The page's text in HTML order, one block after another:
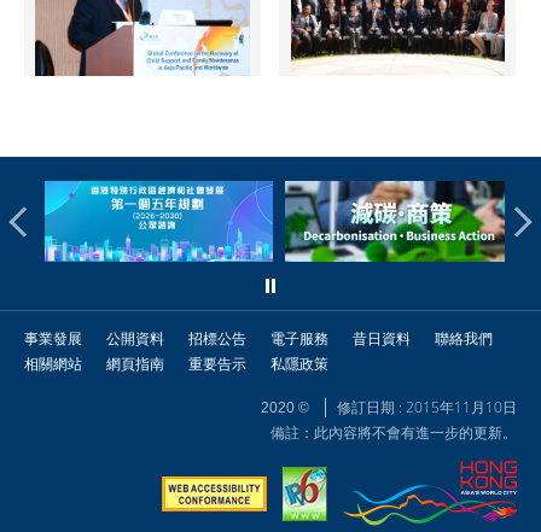
事業發展 公開資料 招標公告 電子服務 昔日資料
聯絡我們
相關網站
網頁指南 重要告示 私隱政策
2020 ©
修訂日期 : 2015年11月10日
備註：此內容將不會有進一步的更新。